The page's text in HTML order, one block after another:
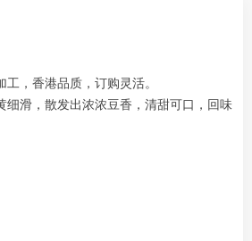
，香港品质，订购灵活。
细滑，散发出浓浓豆香，清甜可口，回味